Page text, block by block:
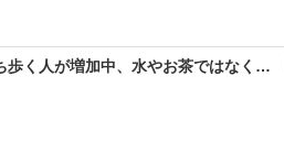
歩く人が増加中、水やお茶ではなく…